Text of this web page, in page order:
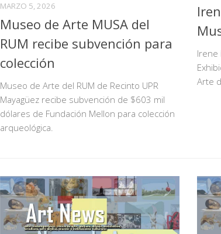
MARZO 5, 2026
Museo de Arte MUSA del
RUM recibe subvención para
colección
Museo de Arte del RUM de Recinto UPR
Mayagüez recibe subvención de $603 mil
dólares de Fundación Mellon para colección
arqueológica.
Irene
Arte